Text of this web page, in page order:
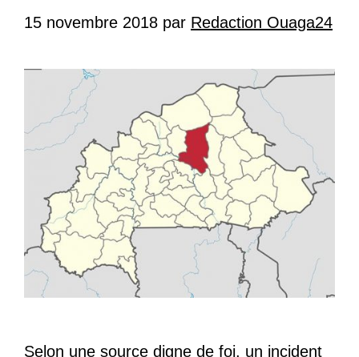
15 novembre 2018 par Redaction Ouaga24
Selon une source digne de foi, un incident